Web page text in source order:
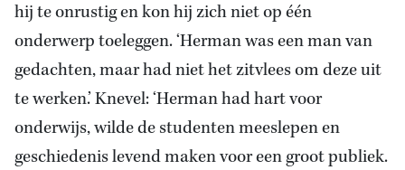
hij te onrustig en kon hij zich niet op één
onderwerp toeleggen. ‘Herman was een man van
gedachten, maar had niet het zitvlees om deze uit
te werken.’ Knevel: ‘Herman had hart voor
onderwijs, wilde de studenten meeslepen en
geschiedenis levend maken voor een groot publiek.